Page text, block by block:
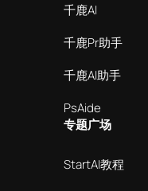
千鹿AI
千鹿Pr助手
千鹿AI助手
PsAide
专题广场
StartAI教程